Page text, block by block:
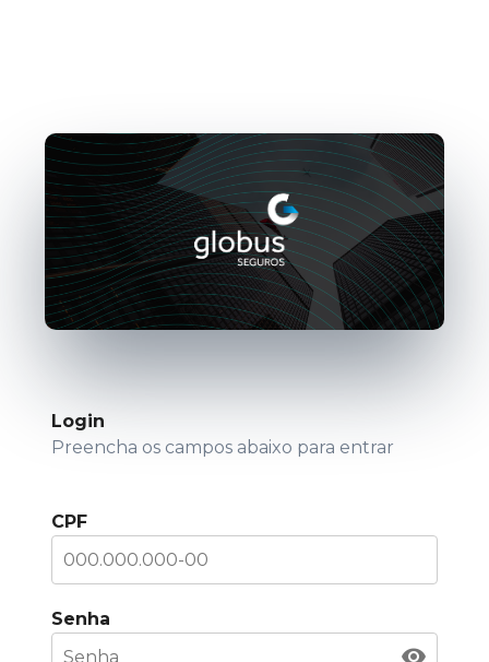
Login
Preencha os campos abaixo para entrar
CPF
Senha